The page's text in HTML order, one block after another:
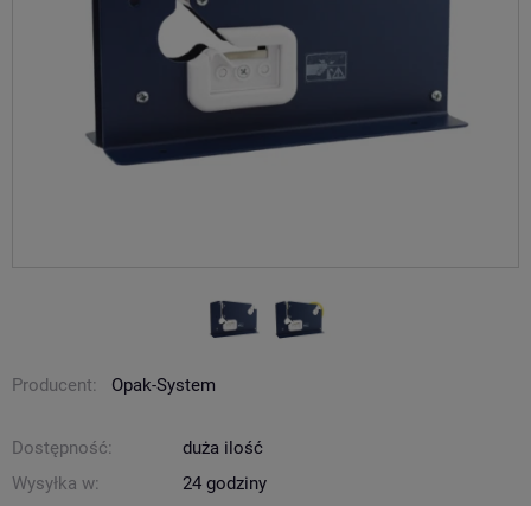
Producent: Opak-System
Dostępność:
duża ilość
Wysyłka w:
24 godziny